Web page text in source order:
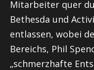
Mitarbeiter quer
Bethesda und
entlassen, wobei
Bereichs, Phil
„schmerzhafte